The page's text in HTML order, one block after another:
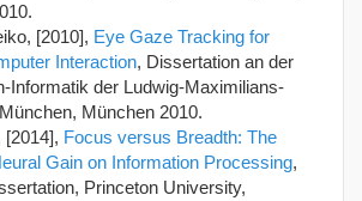
[2010], Eye Gaze Tracking for
Interaction, Dissertation an der
Informatik der Ludwig-Maximilians-
München 2010.
[2014], Focus versus Breadth: The
Gain on Information Processing,
Princeton University,